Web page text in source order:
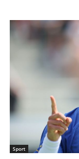
Sport